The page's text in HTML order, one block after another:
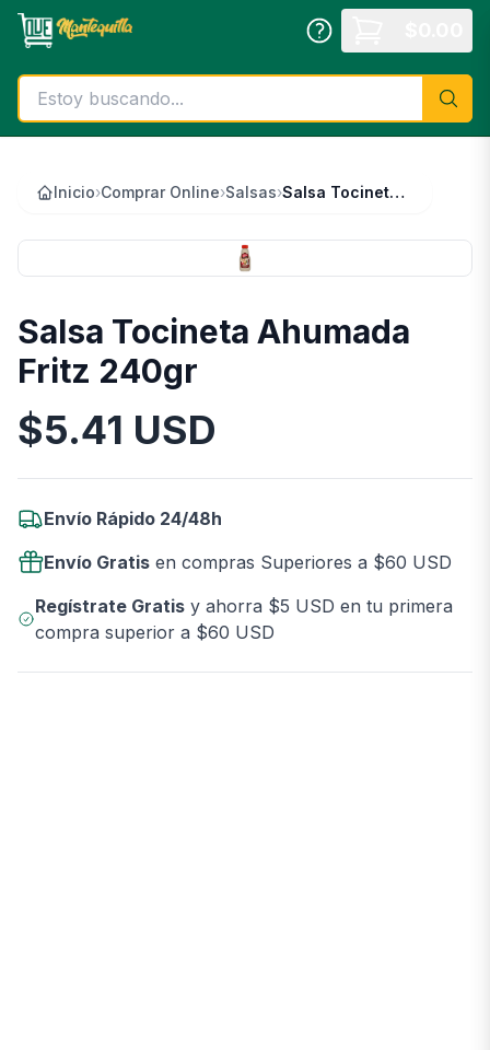
Saltar al contenido principal
Inicio›Comprar Online›Salsas› Salsa Tocineta Ahumada Fritz 240gr
Salsa Tocineta Ahumada
Fritz 240gr
Información del Producto
$5.41 USD
Envío Rápido 24/48h
Envío Gratis en compras Superiores a $60 USD
Regístrate Gratisy ahorra $5 USD en tu primera
compra superior a $60 USD